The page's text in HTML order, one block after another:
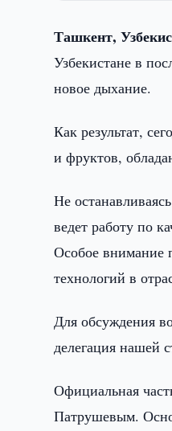
Ташкент,
Узбекистане в
новое дыхание.
Как результат,
и фруктов,
Не
ведет работу по
Особое внимание
технологий в
Для обсуждения
делегация нашей
Официальная
Патрушевым.